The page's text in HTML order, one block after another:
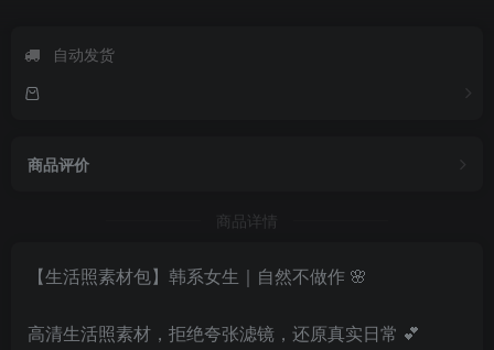
自动发货
商品评价
商品详情
【生活照素材包】韩系女生｜自然不做作 🌸
高清生活照素材，拒绝夸张滤镜，还原真实日常 💕